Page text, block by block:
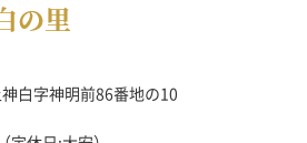
白字神明前86番地の10